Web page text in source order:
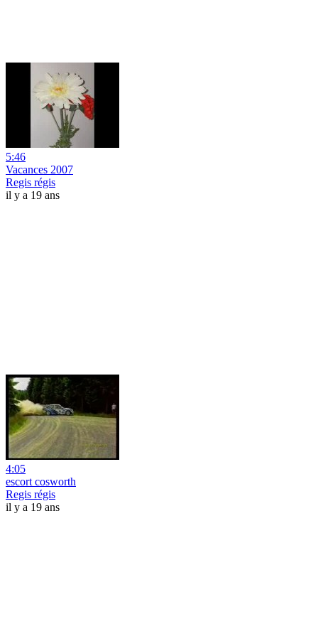
5:46
Vacances 2007
Regis régis
il y a 19 ans
4:05
escort cosworth
Regis régis
il y a 19 ans